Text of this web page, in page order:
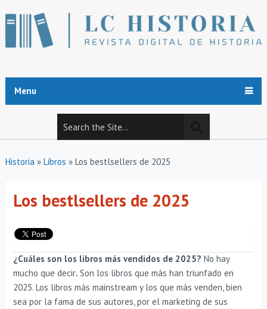
Menu
Historia» Libros » Los bestlsellers de 2025
Los bestlsellers de 2025
¿Cuáles son los libros más vendidos de 2025? No hay
mucho que decir. Son los libros que más han triunfado en
2025. Los libros más mainstream y los que más venden, bien
sea por la fama de sus autores, por el marketing de sus